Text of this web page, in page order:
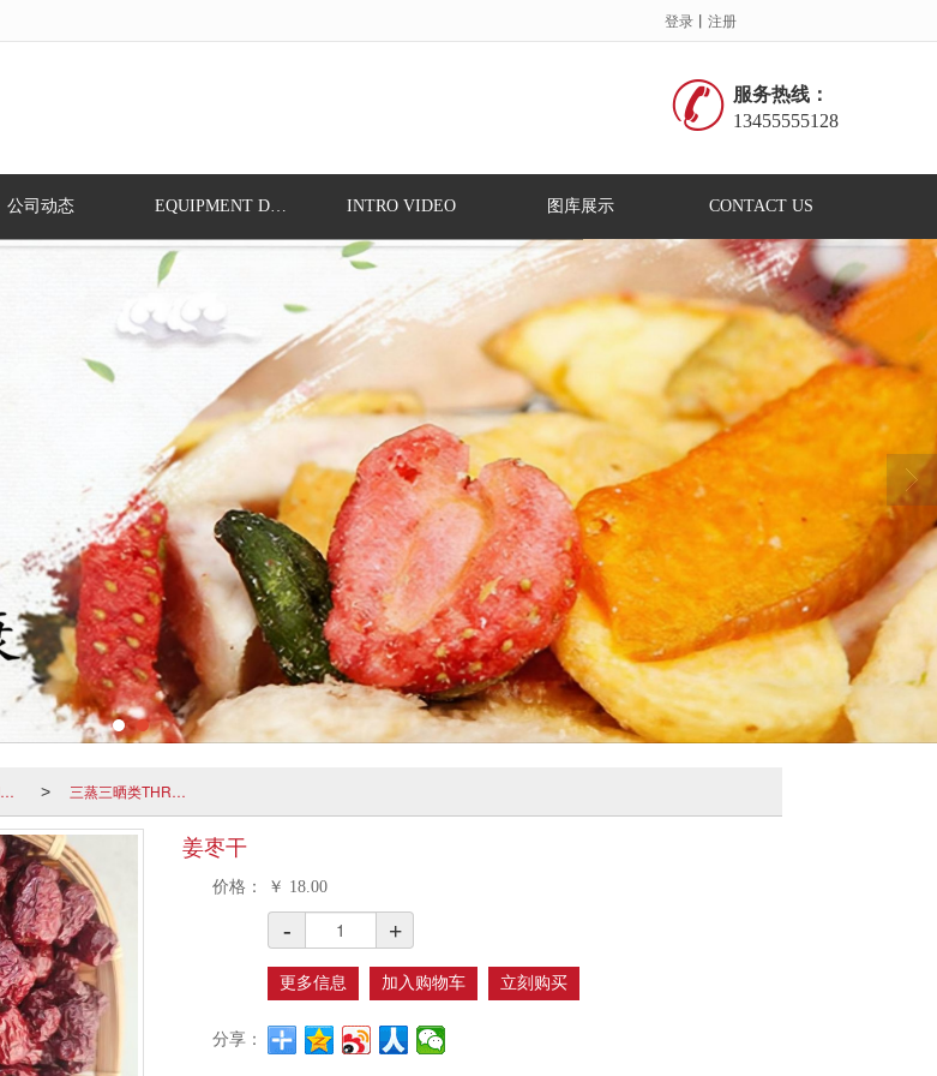
登录 丨 注册
服务热线：
13455555128
公司动态 EQUIPMENT DISPLAY INTRO VIDEO 图库展示 CONTACT US
PROFDUCT DISPLAY > 三蒸三晒类THREE STEAMING AND THREE DRYING
姜枣干
价格： ￥ 18.00
- +
更多信息 加入购物车 立刻购买
分享：